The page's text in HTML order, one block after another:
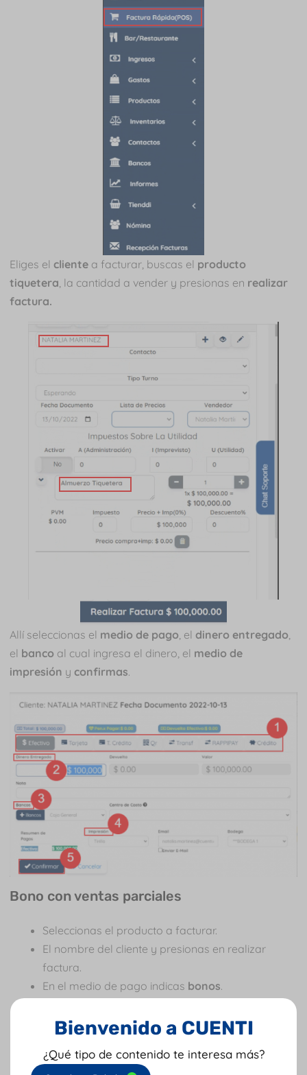
Eliges el cliente a facturar, buscas el producto
tiquetera , la cantidad a vender y presionas en realizar
factura.
Allí seleccionas el medio de pago , el dinero entregado
el banco al cual ingresa el dinero, el medio de
impresión y confirmas.
Bono con ventas parciales
Seleccionas el producto a facturar.
El nombre del cliente y presionas en realizar
factura.
En el medio de pago indicas bonos.
Seleccionas elmedio de impresión
del cliente
Bienvenido a CUENTI
¿Qué tipo de contenido te interesa más?